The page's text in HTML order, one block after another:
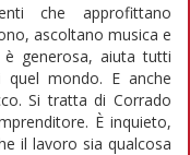
che approfittano
ascoltano musica e
generosa, aiuta tutti
mondo. E anche
Si tratta di Corrado
È inquieto,
il lavoro sia qualcosa